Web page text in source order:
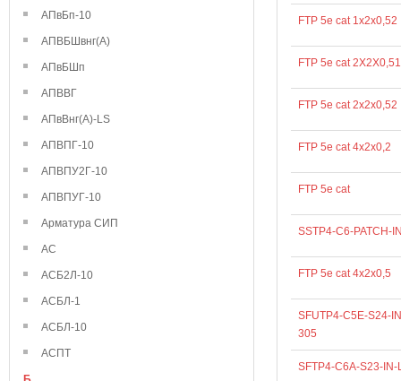
АПвБп-10
АПВБШвнг(А)
АПвБШп
АПВВГ
АПвВнг(А)-LS
АПВПГ-10
АПВПУ2Г-10
АПВПУГ-10
Арматура СИП
АС
АСБ2Л-10
АСБЛ-1
АСБЛ-10
АСПТ
FTP 5e cat 1х2х0,52
FTP 5e cat 2Х2Х0,51
FTP 5e cat 2х2х0,52
FTP 5e cat 4х2х0,2
FTP 5e cat
SSTP4-C6-PATCH-
FTP 5e cat 4х2х0,5
SFUTP4-C5E-S24-
305
SFTP4-C6A-S23-IN-